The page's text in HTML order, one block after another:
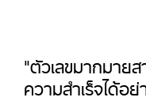
"ตัวเลขมากมาย
ความสำเร็จได้อ